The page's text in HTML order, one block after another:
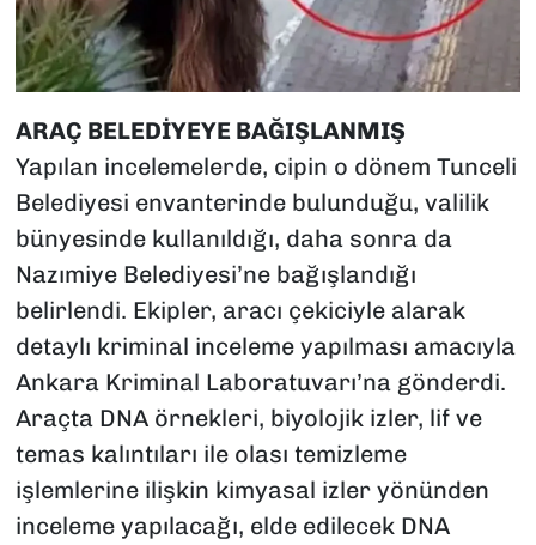
ARAÇ BELEDİYEYE BAĞIŞLANMIŞ
Yapılan incelemelerde, cipin o dönem Tunceli
Belediyesi envanterinde bulunduğu, valilik
bünyesinde kullanıldığı, daha sonra da
Nazımiye Belediyesi’ne bağışlandığı
belirlendi. Ekipler, aracı çekiciyle alarak
detaylı kriminal inceleme yapılması amacıyla
Ankara Kriminal Laboratuvarı’na gönderdi.
Araçta DNA örnekleri, biyolojik izler, lif ve
temas kalıntıları ile olası temizleme
işlemlerine ilişkin kimyasal izler yönünden
inceleme yapılacağı, elde edilecek DNA